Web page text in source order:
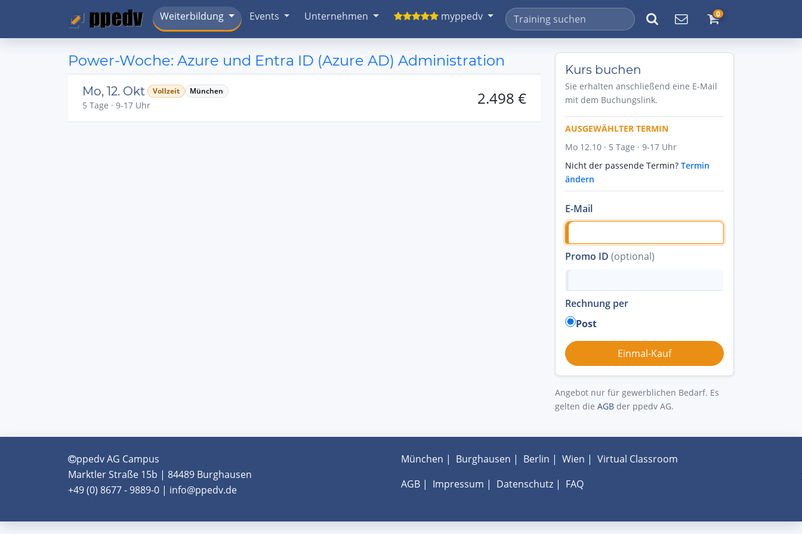
Weiterbildung Events Unternehmen myppedv 0
Power-Woche: Azure und Entra ID (Azure AD) Administration
Mo, 12. Okt Vollzeit München
5 Tage · 9-17 Uhr 2.498 €
Kurs buchen
Sie erhalten anschließend eine E-Mail
mit dem Buchungslink.
AUSGEWÄHLTER TERMIN
Mo 12.10 · 5 Tage · 9-17 Uhr
Nicht der passende Termin? Termin
ändern
E-Mail
Promo ID (optional)
Rechnung per
Post
Angebot nur für gewerblichen Bedarf. Es
gelten die AGB der ppedv AG.
ppedv AG Campus
Marktler Straße 15b | 84489 Burghausen
+49 (0) 8677 - 9889-0 | info@ppedv.de
München | Burghausen | Berlin | Wien | Virtual Classroom
AGB| Impressum | Datenschutz| FAQ